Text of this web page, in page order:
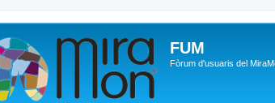
FUM
Fòrum d'usuaris del